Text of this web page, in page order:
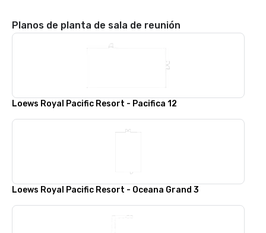
Planos de planta de sala de reunión
Loews Royal Pacific Resort - Pacifica 12
Loews Royal Pacific Resort - Oceana Grand 3